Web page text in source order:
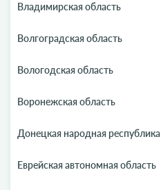
Владимирская область
Волгоградская область
Вологодская область
Воронежская область
Донецкая народная республика
Еврейская автономная область